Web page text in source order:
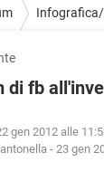
di fb
gen 2012 alle
antonella - 23 gen